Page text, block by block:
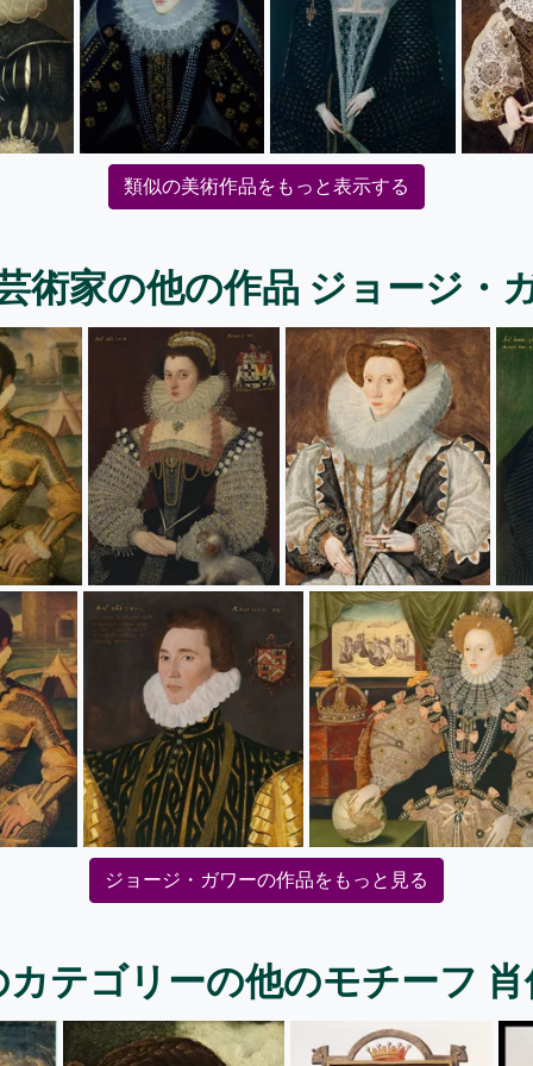
類似の美術作品をもっと表示する
術家の他の作品 ジョージ・
ジョージ・ガワーの作品をもっと見る
カテゴリーの他のモチーフ 肖